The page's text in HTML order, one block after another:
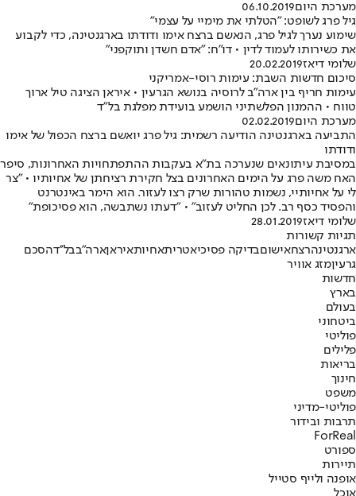
מערכת היום06.10.2019
גיל פרג לשופט: "הטלתי את מימיי על עצמי"
שימוע נערך לגיל פרג, הנאשם ברצח אימו ודודתו בארגנטינה, כדי לקבוע
את כשירותו לעמוד לדין • דו"ח: "אדם חשדן ותוקפני"
שלומי דיאז20.02.2019
סיכום חדשות השבת: עימות רוסי-אמריקני
עימות חריף בין ארה"ב לרוסיה בנושא הגרעין • איראן הציגה טיל ארוך
טווח • ההמנון הפלשתיני הושמע בועידת מפלגת בל"ד
מערכת היום02.02.2019
התביעה בארגנטינה הודיעה רשמית: גיל פרג יואשם ברצח הכפול של אימו
ודודתו
במסיבת עיתונאים שנערכה בת"א בעקבות ההתפתחויות האחרונות, סיפר
האח משה פרג על הימים האחרונים בצל חקירת רציחתן של אחיותיו • "צר
לי על אחיותיי, נשמות טהורות שרק רצו לעזור. הוא הימר באינטרנט
והפסיד כסף רב. לכן החליט לעזוב" • "דעתו נשתבשה, הוא פסיכופת"
שלומי דיאז28.01.2019
תגיות קשורות
ארגנטינהרצחאישוםבדיקה פסיכיאטריתאחיותאיראןארה"בבל''דהסכם
גרעיןמזג אוויר
חדשות
בארץ
בעולם
ביטחוני
פוליטי
פלילים
בריאות
חינוך
משפט
פוליטי-מדיני
תרבות ובידור
ForReal
ספורט
תיירות
אופנה ולייף סטייל